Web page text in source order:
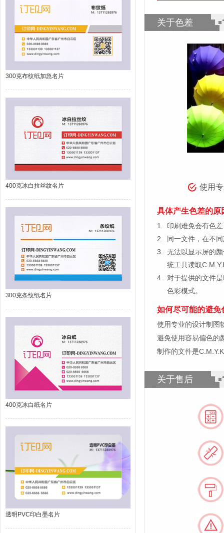
300克布纹纸加急名片
400克冰白拉丝纹名片
300克条纹纸名片
400克冰白纸名片
透明PVC印白墨名片
关于色差
使用
具体产生色差的原
1.
印刷难免会有色
2.
同一文件，在不
3.
无法以显示屏的
统工具读取
4.
对于提供的文件
色彩模式。
如何尽可能的避免
使用专业的设计制图
避免使用容易偏色的
制作的文件是
关于售后